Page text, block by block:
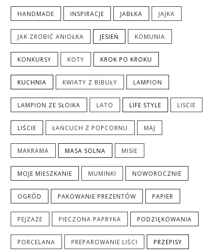
HANDMADE INSPIRACJE JABŁKA JAJKA
JAK ZROBIĆ ANIOŁKA JESIEŃ KOMUNIA
KONKURSY KOTY KROK PO KROKU
KUCHNIA KWIATY Z BIBUŁY LAMPION
LAMPION ZE SŁOIKA LATO LIFE STYLE LISCIE
LIŚCIE ŁAŃCUCH Z POPCORNU MAJ
MAKRAMA MASA SOLNA MISIE
MOJE MIESZKANIE MUMINKI NOWOROCZNIE
OGRÓD PAKOWANIE PREZENTÓW PAPIER
PEJZAŻE PIECZONA PAPRYKA PODZIĘKOWANIA
PORCELANA PREPAROWANIE LIŚCI PRZEPISY